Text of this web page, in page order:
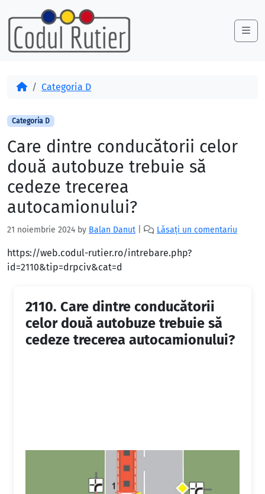
Skip to content
Skip to footer
AcasăCategoria D
Categoria D
Care dintre conducătorii celor
două autobuze trebuie să
cedeze trecerea
autocamionului?
21 noiembrie 2024 by Balan Danut Lăsați un comentariu
https://web.codul-rutier.ro/intrebare.php?
id=2110&tip=drpciv&cat=d
2110. Care dintre conducătorii
celor două autobuze trebuie să
cedeze trecerea autocamionului?